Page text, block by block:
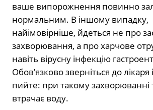
ваше випорожнення повинно
нормальним. В іншому випадку,
найімовірніше, йдеться не про
захворювання, а про харчове
навіть вірусну інфекцію
Обов’язково зверніться до
пийте: при такому захворюванні
втрачає воду.